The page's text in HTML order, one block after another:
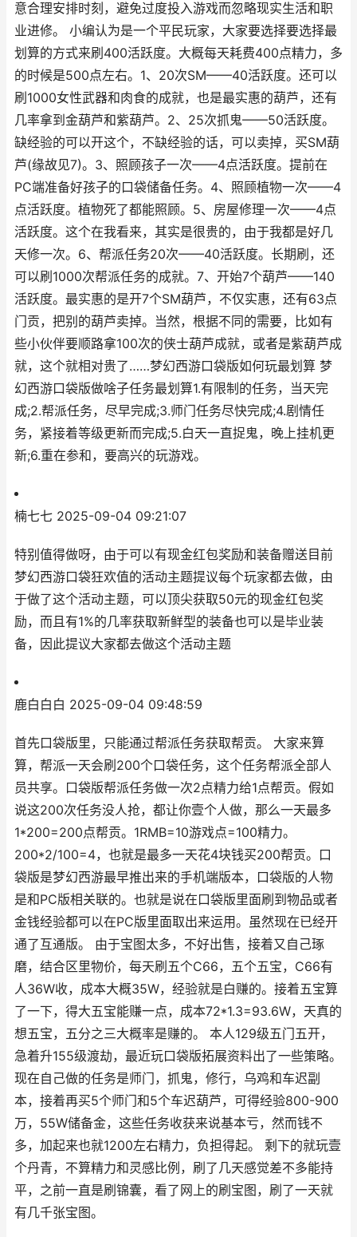
意合理安排时刻，避免过度投入游戏而忽略现实生活和职
业进修。 小编认为是一个平民玩家，大家要选择要选择最
划算的方式来刷400活跃度。大概每天耗费400点精力，多
的时候是500点左右。1、20次SM——40活跃度。还可以
刷1000女性武器和肉食的成就，也是最实惠的葫芦，还有
几率拿到金葫芦和紫葫芦。2、25次抓鬼——50活跃度。
缺经验的可以开这个，不缺经验的话，可以卖掉，买SM葫
芦(缘故见7)。3、照顾孩子一次——4点活跃度。提前在
PC端准备好孩子的口袋储备任务。4、照顾植物一次——4
点活跃度。植物死了都能照顾。5、房屋修理一次——4点
活跃度。这个在我看来，其实是很贵的，由于我都是好几
天修一次。6、帮派任务20次——40活跃度。长期刷，还
可以刷1000次帮派任务的成就。7、开始7个葫芦——140
活跃度。最实惠的是开7个SM葫芦，不仅实惠，还有63点
门贡，把别的葫芦卖掉。当然，根据不同的需要，比如有
些小伙伴要顺路拿100次的侠士葫芦成就，或者是紫葫芦成
就，这个就相对贵了……梦幻西游口袋版如何玩最划算 梦
幻西游口袋版做啥子任务最划算1.有限制的任务，当天完
成;2.帮派任务，尽早完成;3.师门任务尽快完成;4.剧情任
务，紧接着等级更新而完成;5.白天一直捉鬼，晚上挂机更
新;6.重在参和，要高兴的玩游戏。
楠七七 2025-09-04 09:21:07
特别值得做呀，由于可以有现金红包奖励和装备赠送目前
梦幻西游口袋狂欢值的活动主题提议每个玩家都去做，由
于做了这个活动主题，可以顶尖获取50元的现金红包奖
励，而且有1%的几率获取新鲜型的装备也可以是毕业装
备，因此提议大家都去做这个活动主题
鹿白白白 2025-09-04 09:48:59
首先口袋版里，只能通过帮派任务获取帮贡。 大家来算
算，帮派一天会刷200个口袋任务，这个任务帮派全部人
员共享。口袋版帮派任务做一次2点精力给1点帮贡。假如
说这200次任务没人抢，都让你壹个人做，那么一天最多
1*200=200点帮贡。1RMB=10游戏点=100精力。
200*2/100=4，也就是最多一天花4块钱买200帮贡。口
袋版是梦幻西游最早推出来的手机端版本，口袋版的人物
是和PC版相关联的。也就是说在口袋版里面刷到物品或者
金钱经验都可以在PC版里面取出来运用。虽然现在已经开
通了互通版。 由于宝图太多，不好出售，接着又自己琢
磨，结合区里物价，每天刷五个C66，五个五宝，C66有
人36W收，成本大概35W，经验就是白赚的。接着五宝算
了一下，得大五宝能赚一点，成本72*1.3=93.6W，天真的
想五宝，五分之三大概率是赚的。 本人129级五门五开，
急着升155级渡劫，最近玩口袋版拓展资料出了一些策略。
现在自己做的任务是师门，抓鬼，修行，乌鸡和车迟副
本，接着再买5个师门和5个车迟葫芦，可得经验800-900
万，55W储备金，这些任务收获来说基本亏，然而钱不
多，加起来也就1200左右精力，负担得起。 剩下的就玩壹
个丹青，不算精力和灵感比例，刷了几天感觉差不多能持
平，之前一直是刷锦囊，看了网上的刷宝图，刷了一天就
有几千张宝图。